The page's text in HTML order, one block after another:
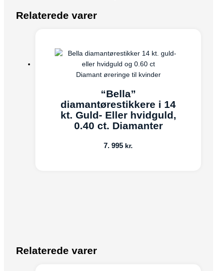
Relaterede varer
Diamant øreringe til kvinder
“Bella”
diamantørestikkere i 14
kt. Guld- Eller hvidguld,
0.40 ct. Diamanter
7. 995 kr.
Relaterede varer